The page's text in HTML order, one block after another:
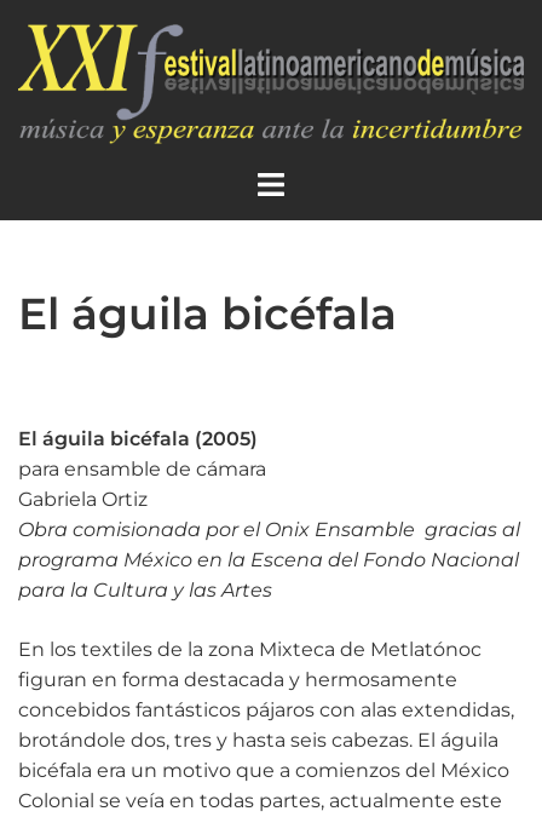
El águila bicéfala
El águila bicéfala (2005)
para ensamble de cámara
Gabriela Ortiz
Obra comisionada por el Onix Ensamble gracias al
programa México en la Escena del Fondo Nacional
para la Cultura y las Artes
En los textiles de la zona Mixteca de Metlatónoc
figuran en forma destacada y hermosamente
concebidos fantásticos pájaros con alas extendidas,
brotándole dos, tres y hasta seis cabezas. El águila
bicéfala era un motivo que a comienzos del México
Colonial se veía en todas partes, actualmente este